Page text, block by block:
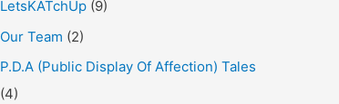
LetsKATchUp (9)
Our Team (2)
P.D.A (Public Display Of Affection) Tales
(4)